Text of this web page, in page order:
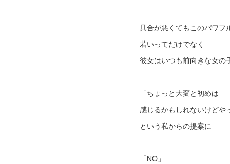
具合が悪くてもこのパワフ
若いってだけでなく
彼女はいつも前向きな女の
「ちょっと大変と初めは
感じるかもしれないけどや
という私からの提案に
「NO」